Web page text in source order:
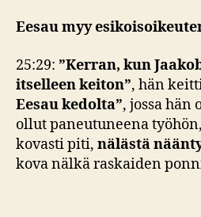
Eesau myy
25:29: ”Kerran, kun
itselleen keiton”, hän
Eesau kedolta”, jossa
ollut paneutuneena
kovasti piti, nälästä
kova nälkä raskaiden